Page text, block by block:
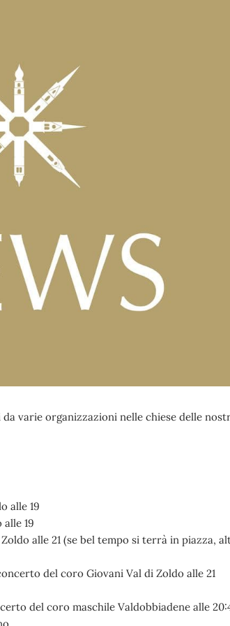
varie organizzazioni nelle chiese delle
alle 19
19
alle 21 (se bel tempo si terrà in piazza,
del coro Giovani Val di Zoldo alle 21
del coro maschile Valdobbiadene alle